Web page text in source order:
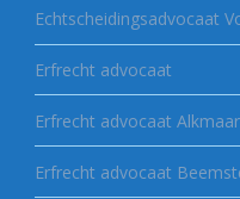
Echtscheidingsadvocaat
Erfrecht advocaat
Erfrecht advocaat Alkmaar
Erfrecht advocaat